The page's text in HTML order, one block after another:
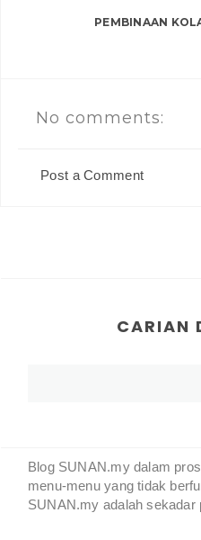
PEMBINAAN
No comments:
Post a Comment
CARIAN
Blog SUNAN.my dalam
menu-menu yang tidak
SUNAN.my adalah sekadar